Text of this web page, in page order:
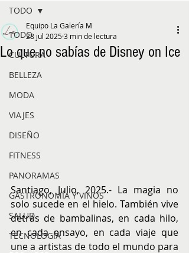
TODO
CULTURA
BELLEZA
MODA
VIAJES
DISEÑO
FITNESS
PANORAMAS
GASTRONOMÍA Y VINOS
SALUD
TECNOLOGÍA
TODO
Lo que no sabías de Disney on Ice
Equipo La Galería M
28 jul 20253 min de lectura
Santiago, Julio, 2025.- La magia no
solo sucede en el hielo. También vive
detrás de bambalinas, en cada hilo,
en cada ensayo, en cada viaje que
une a artistas de todo el mundo para